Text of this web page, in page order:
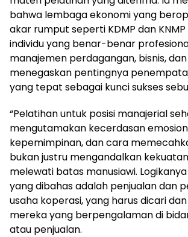
bahwa lembaga ekonomi yang
akar rumput seperti KDMP dan
individu yang benar-benar
manajemen perdagangan, bisnis,
menegaskan pentingnya
yang tepat sebagai kunci sukses
“Pelatihan untuk posisi manajerial
mengutamakan kecerdasan
kepemimpinan, dan cara
bukan justru mengandalkan
melewati batas manusiawi.
yang dibahas adalah penjualan dan
usaha koperasi, yang harus dicari
mereka yang berpengalaman di
atau penjualan.